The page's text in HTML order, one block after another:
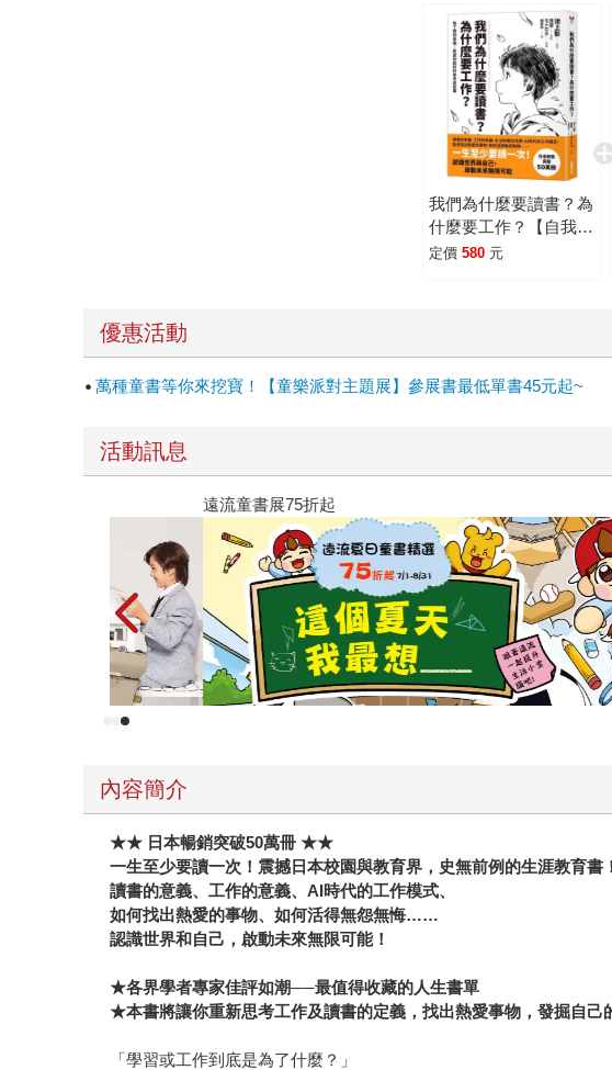
我們為什麼要讀書？為
什麼要工作？【自我探
索平裝版】：為了得到
定價 580 元
優惠活動
萬種童書等你來挖寶！【童樂派對主題展】參展書最低單書45元起~
活動訊息
遠流童書展75折起
內容簡介
★★ 日本暢銷突破50萬冊 ★★
一生至少要讀一次！震撼日本校園與教育界，史無前例的生涯教育書！
讀書的意義、工作的意義、AI時代的工作模式、
如何找出熱愛的事物、如何活得無怨無悔……
認識世界和自己，啟動未來無限可能！
★各界學者專家佳評如潮──最值得收藏的人生書單
★本書將讓你重新思考工作及讀書的定義，找出熱愛事物，發掘自己
「學習或工作到底是為了什麼？」